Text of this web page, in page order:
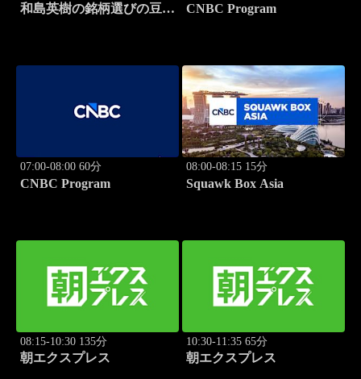
和島英樹の銘柄選びの豆知
CNBC Program
07:00-08:00 60分
CNBC Program
08:00-08:15 15分
Squawk Box Asia
08:15-10:30 135分
朝エクスプレス
10:30-11:35 65分
朝エクスプレス